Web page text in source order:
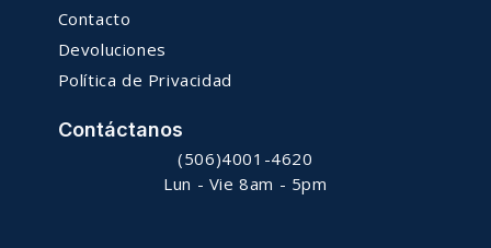
Contacto
Devoluciones
Política de Privacidad
Contáctanos
(506)4001-4620
Lun - Vie 8am - 5pm